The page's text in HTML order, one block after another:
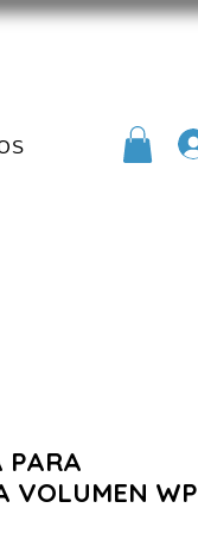
PARA
VOLUMEN WP